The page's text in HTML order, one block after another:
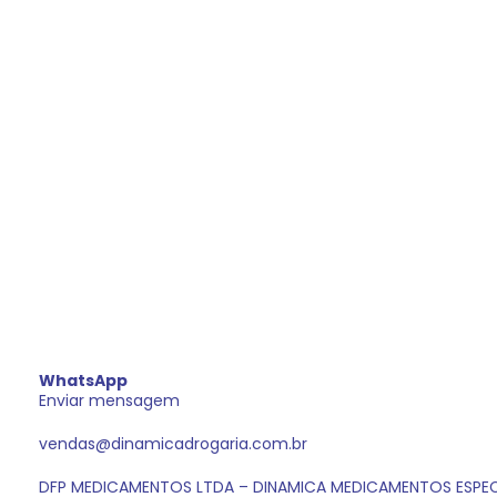
WhatsApp
Enviar mensagem
vendas@dinamicadrogaria.com.br
DFP MEDICAMENTOS LTDA – DINAMICA MEDICAMENTOS